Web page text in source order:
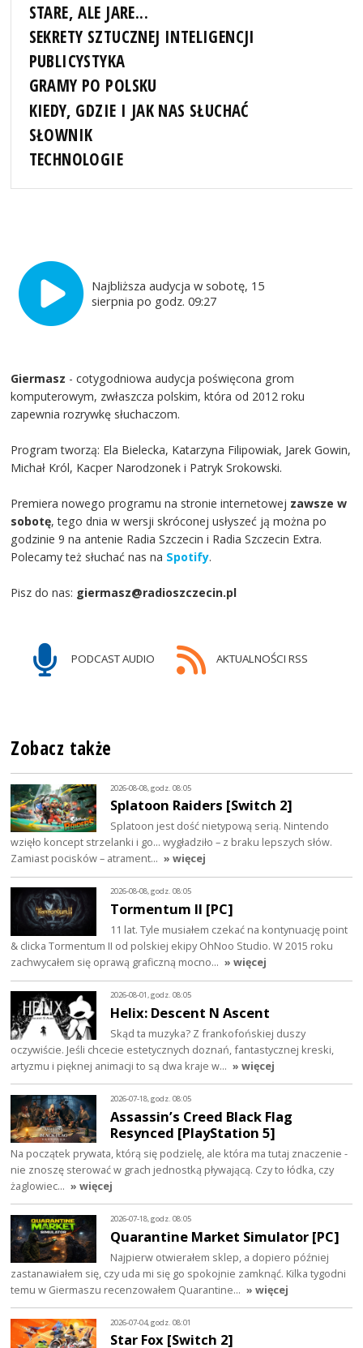
STARE, ALE JARE...
SEKRETY SZTUCZNEJ INTELIGENCJI
PUBLICYSTYKA
GRAMY PO POLSKU
KIEDY, GDZIE I JAK NAS SŁUCHAĆ
SŁOWNIK
TECHNOLOGIE
Najbliższa audycja w sobotę, 15
sierpnia po godz. 09:27
Giermasz - cotygodniowa audycja poświęcona grom
komputerowym, zwłaszcza polskim, która od 2012 roku
zapewnia rozrywkę słuchaczom.
Program tworzą: Ela Bielecka, Katarzyna Filipowiak, Jarek Gowin,
Michał Król, Kacper Narodzonek i Patryk Srokowski.
Premiera nowego programu na stronie internetowej zawsze w
sobotę, tego dnia w wersji skróconej usłyszeć ją można po
godzinie 9 na antenie Radia Szczecin i Radia Szczecin Extra.
Polecamy też słuchać nas na Spotify.
Pisz do nas: giermasz@radioszczecin.pl
PODCAST AUDIO AKTUALNOŚCI RSS
Zobacz także
2026-08-08, godz. 08:05
Splatoon Raiders [Switch 2]
Splatoon jest dość nietypową serią. Nintendo
wzięło koncept strzelanki i go… wygładziło – z braku lepszych słów.
Zamiast pocisków – atrament… » więcej
2026-08-08, godz. 08:05
Tormentum II [PC]
11 lat. Tyle musiałem czekać na kontynuację point
& clicka Tormentum II od polskiej ekipy OhNoo Studio. W 2015 roku
zachwycałem się oprawą graficzną mocno… » więcej
2026-08-01, godz. 08:05
Helix: Descent N Ascent
Skąd ta muzyka? Z frankofońskiej duszy
oczywiście. Jeśli chcecie estetycznych doznań, fantastycznej kreski,
artyzmu i pięknej animacji to są dwa kraje w… » więcej
2026-07-18, godz. 08:05
Assassin’s Creed Black Flag
Resynced [PlayStation 5]
Na początek prywata, którą się podzielę, ale która ma tutaj znaczenie -
nie znoszę sterować w grach jednostką pływającą. Czy to łódka, czy
żaglowiec… » więcej
2026-07-18, godz. 08:05
Quarantine Market Simulator [PC]
Najpierw otwierałem sklep, a dopiero później
zastanawiałem się, czy uda mi się go spokojnie zamknąć. Kilka tygodni
temu w Giermaszu recenzowałem Quarantine… » więcej
2026-07-04, godz. 08:01
Star Fox [Switch 2]